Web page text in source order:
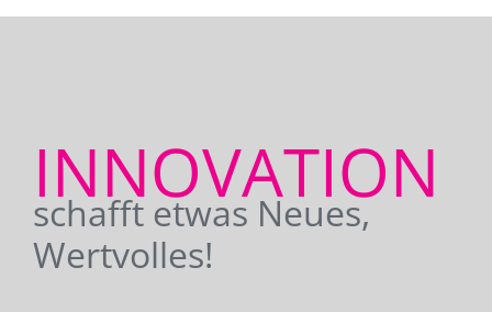
INNOVATION
schafft etwas Neues,
Wertvolles!